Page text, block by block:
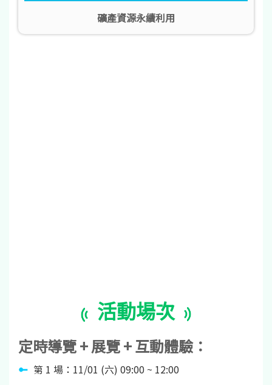
礦產資源永續利用
活動場次
定時導覽 + 展覽 + 互動體驗：
第 1 場：11/01 (六) 09:00 ~ 12:00